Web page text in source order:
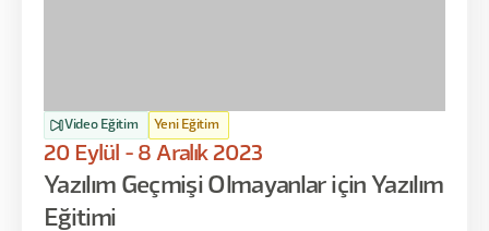
Video Eğitim Yeni Eğitim
20 Eylül - 8 Aralık 2023
Yazılım Geçmişi Olmayanlar için Yazılım
Eğitimi